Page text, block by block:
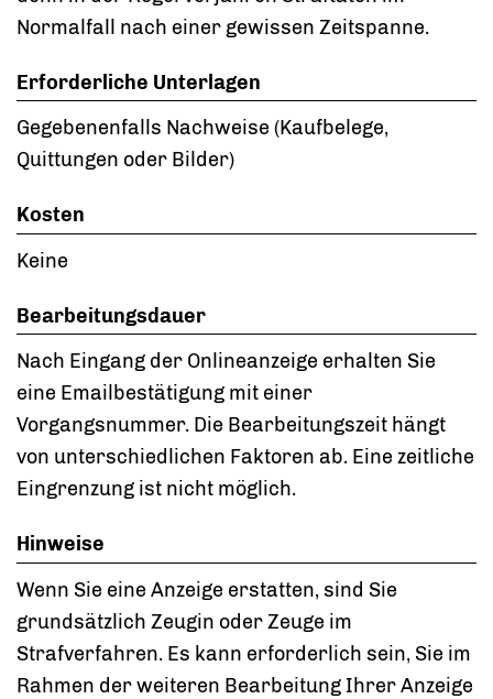
Normalfall nach einer gewissen Zeitspanne.
Erforderliche Unterlagen
Gegebenenfalls Nachweise (Kaufbelege,
Quittungen oder Bilder)
Kosten
Keine
Bearbeitungsdauer
Nach Eingang der Onlineanzeige erhalten Sie
eine Emailbestätigung mit einer
Vorgangsnummer. Die Bearbeitungszeit hängt
von unterschiedlichen Faktoren ab. Eine zeitliche
Eingrenzung ist nicht möglich.
Hinweise
Wenn Sie eine Anzeige erstatten, sind Sie
grundsätzlich Zeugin oder Zeuge im
Strafverfahren. Es kann erforderlich sein, Sie im
Rahmen der weiteren Bearbeitung Ihrer Anzeige